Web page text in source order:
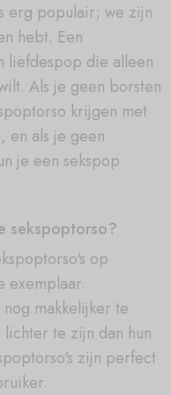
erg populair; we zijn
hebt. Een
liefdespop die alleen
Als je geen borsten
krijgen met
en als je geen
je een sekspop
sekspoptorso?
op
exemplaar.
makkelijker te
te zijn dan hun
zijn perfect